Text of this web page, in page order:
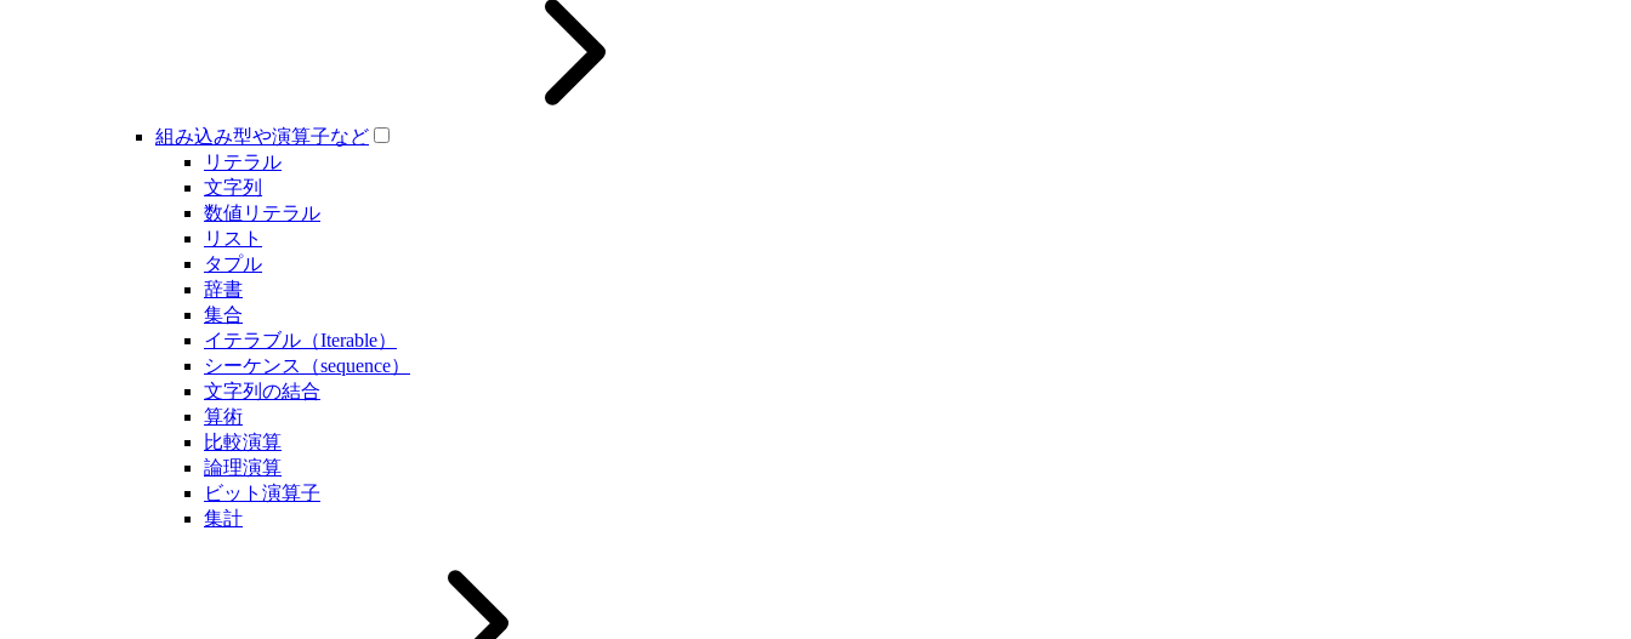
組み込み型や演算子など
リテラル
文字列
数値リテラル
リスト
タプル
辞書
集合
イテラブル（Iterable）
シーケンス（sequence）
文字列の結合
算術
比較演算
論理演算
ビット演算子
集計